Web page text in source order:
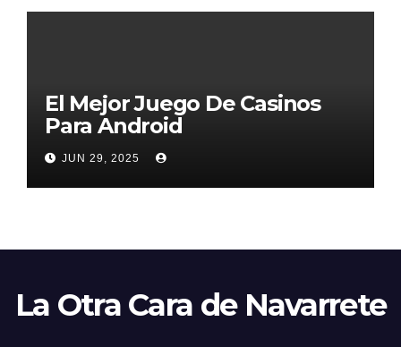
El Mejor Juego De Casinos
Para Android
JUN 29, 2025
La Otra Cara de Navarrete